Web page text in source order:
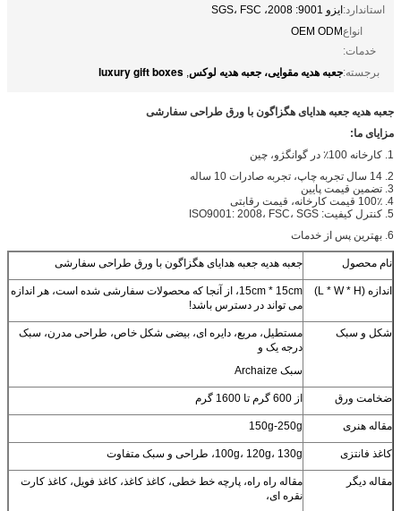
استاندارد:ایزو 9001: 2008، SGS، FSC
انواع
خدمات:
OEM ODM
برجسته:جعبه هدیه مقوایی، جعبه هدیه لوکس,
luxury gift boxes
جعبه هدیه جعبه هدایای هگزاگون با ورق طراحی سفارشی
مزایای ما:
1. کارخانه 100٪ در گوانگژو، چین
2. 14 سال تجربه چاپ، تجربه صادرات 10 ساله
3. تضمین قیمت پایین
4. 100٪ قیمت کارخانه، قیمت رقابتی
5. کنترل کیفیت: ISO9001: 2008، FSC، SGS
6. بهترین پس از خدمات
نام محصول جعبه هدیه جعبه هدایای هگزاگون با ورق طراحی سفارشی
اندازه (L * W * H)
15cm * 15cm، از آنجا که محصولات سفارشی شده است، هر اندازه
می تواند در دسترس باشد!
شکل و سبک
مستطیل، مربع، دایره ای، بیضی شکل خاص، طراحی مدرن، سبک
درجه یک و
سبک Archaize
ضخامت ورق از 600 گرم تا 1600 گرم
مقاله هنری 150g-250g
کاغذ فانتزی 100g، 120g، 130g، طراحی و سبک متفاوت
مقاله دیگر
مقاله راه راه، پارچه خط خطی، کاغذ کاغذ، کاغذ فویل، کاغذ کارت
نقره ای،